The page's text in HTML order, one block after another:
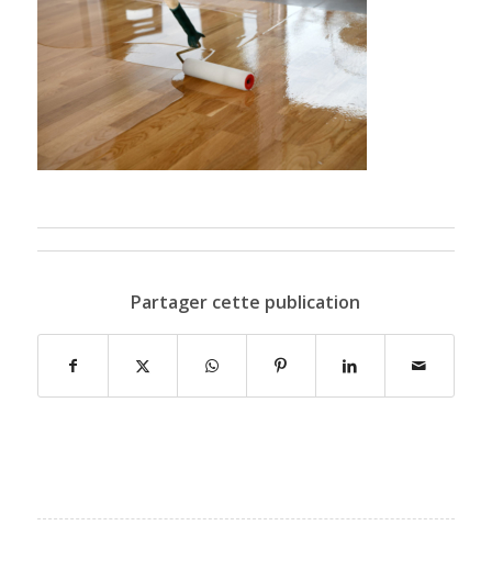
Partager cette publication